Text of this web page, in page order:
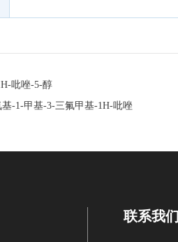
吡唑-5-醇
-1-甲基-3-三氟甲基-1H-吡唑
联系我们